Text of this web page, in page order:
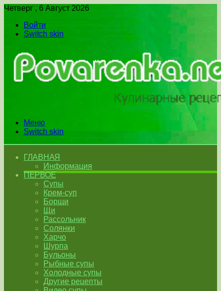
Четверг , 6 Август 2026
Войти
Switch skin
Меню
Switch skin
ГЛАВНАЯ
Информация
ПЕРВОЕ
Супы
Крем-суп
Борщи
Щи
Рассольник
Солянки
Харчо
Шурпа
Бульоны
Рыбные супы
Холодные супы
Другие рецепты